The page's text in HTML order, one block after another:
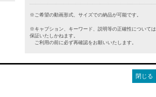
※ご希望の動画形式、サイズでの納品が可能です。
※キャプション、キーワード、説明等の正確性については
保証いたしかねます。
ご利用の前に必ず再確認をお願いいたします。
閉じる